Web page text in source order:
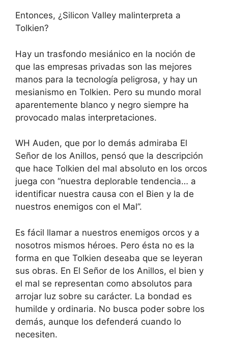
Entonces, ¿Silicon Valley malinterpreta a
Tolkien?
Hay un trasfondo mesiánico en la noción de
que las empresas privadas son las mejores
manos para la tecnología peligrosa, y hay un
mesianismo en Tolkien. Pero su mundo moral
aparentemente blanco y negro siempre ha
provocado malas interpretaciones.
WH Auden, que por lo demás admiraba El
Señor de los Anillos, pensó que la descripción
que hace Tolkien del mal absoluto en los orcos
juega con “nuestra deplorable tendencia… a
identificar nuestra causa con el Bien y la de
nuestros enemigos con el Mal”.
Es fácil llamar a nuestros enemigos orcos y a
nosotros mismos héroes. Pero ésta no es la
forma en que Tolkien deseaba que se leyeran
sus obras. En El Señor de los Anillos, el bien y
el mal se representan como absolutos para
arrojar luz sobre su carácter. La bondad es
humilde y ordinaria. No busca poder sobre los
demás, aunque los defenderá cuando lo
necesiten.